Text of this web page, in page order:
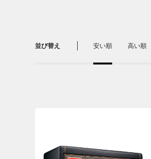
並び替え 安い順 高い順